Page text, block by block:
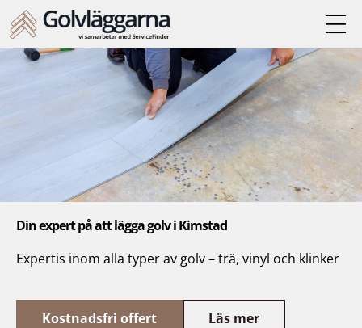
Din expert på att lägga golv i Kimstad
Expertis inom alla typer av golv – trä, vinyl och klinker
Kostnadsfri offert Läs mer